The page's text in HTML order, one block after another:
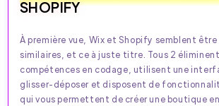
SHOPIFY
À première vue, Wix et Shopify semblent
similaires, et ce à juste titre. Tous 2
compétences en codage, utilisent une
glisser-déposer et disposent de
qui vous permettent de créer une boutique